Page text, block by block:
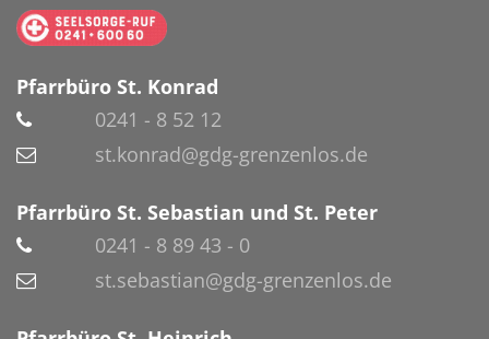
Pfarrbüro St. Konrad
0241 - 8 52 12
st.konrad@gdg-grenzenlos.de
Pfarrbüro St. Sebastian und St. Peter
0241 - 8 89 43 - 0
st.sebastian@gdg-grenzenlos.de